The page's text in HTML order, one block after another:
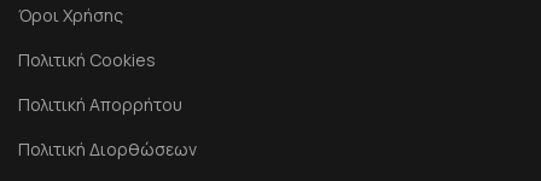
Όροι Χρήσης
Πολιτική Cookies
Πολιτική Απορρήτου
Πολιτική Διορθώσεων